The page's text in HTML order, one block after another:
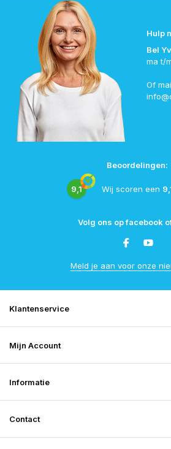
Hulp
Bel
ma t/
Of
Beoordelingen:
9,1 Wij scoren een
Volg ons op facebook
Meld je aan voor onze
Klantenservice
Mijn Account
Informatie
Contact